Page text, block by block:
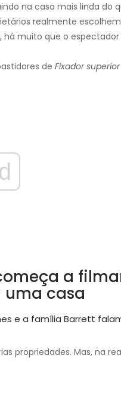
na casa mais linda do
realmente
muito que o
de Fixador superior
a
casa
propriedades. Mas, na